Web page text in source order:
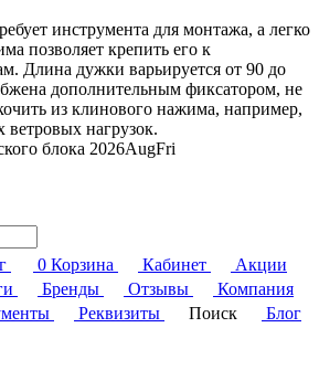
инструмента для монтажа, а легко
позволяет крепить его к
Длина дужки варьируется от 90 до
дополнительным фиксатором, не
из клинового нажима, например,
нагрузок.
блока 2026AugFri
0 Корзина Кабинет
Акции
Бренды Отзывы
Компания
Реквизиты Поиск
Блог